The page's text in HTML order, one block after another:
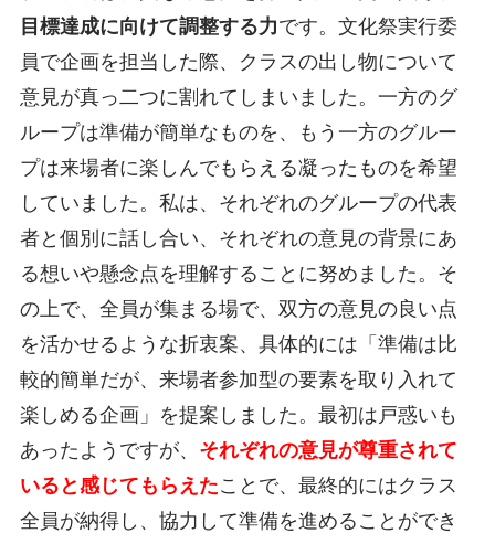
目標達成に向けて調整する力です。文化祭実行委
員で企画を担当した際、クラスの出し物について
意見が真っ二つに割れてしまいました。一方のグ
ループは準備が簡単なものを、もう一方のグルー
プは来場者に楽しんでもらえる凝ったものを希望
していました。私は、それぞれのグループの代表
者と個別に話し合い、それぞれの意見の背景にあ
る想いや懸念点を理解することに努めました。そ
の上で、全員が集まる場で、双方の意見の良い点
を活かせるような折衷案、具体的には「準備は比
較的簡単だが、来場者参加型の要素を取り入れて
楽しめる企画」を提案しました。最初は戸惑いも
あったようですが、 それぞれの意見が尊重されて
いると感じてもらえたことで、最終的にはクラス
全員が納得し、協力して準備を進めることができ